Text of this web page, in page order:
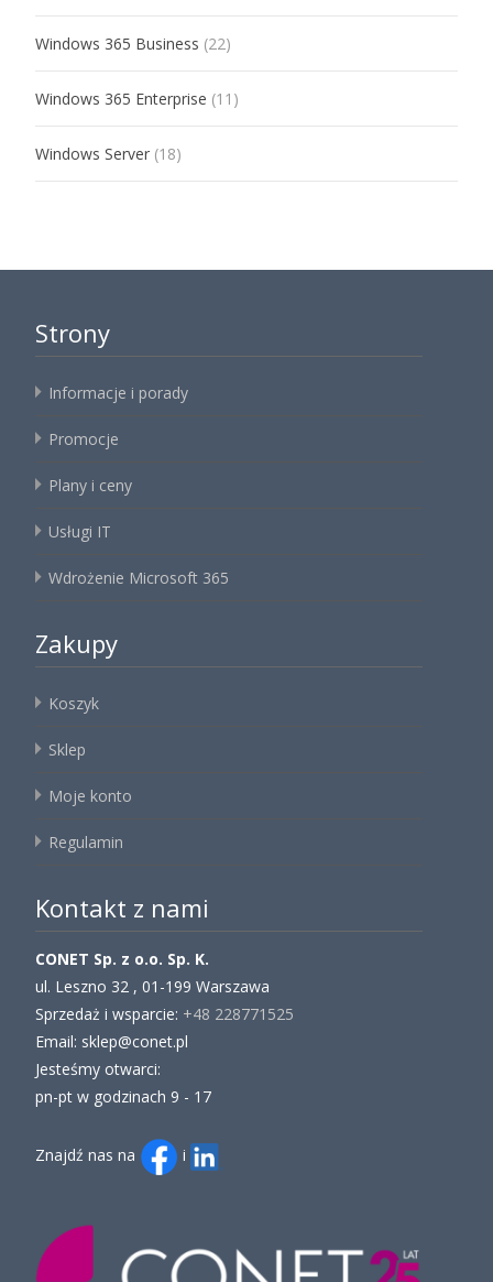
Windows 365 Business (22)
Windows 365 Enterprise (11)
Windows Server (18)
Strony
Informacje i porady
Promocje
Plany i ceny
Usługi IT
Wdrożenie Microsoft 365
Zakupy
Koszyk
Sklep
Moje konto
Regulamin
Kontakt z nami
CONET Sp. z o.o. Sp. K.
ul. Leszno 32 , 01-199 Warszawa
Sprzedaż i wsparcie: +48 228771525
Email: sklep@conet.pl
Jesteśmy otwarci:
pn-pt w godzinach 9 - 17
Znajdź nas na i